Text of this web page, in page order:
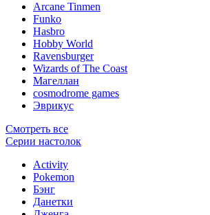
Arcane Tinmen
Funko
Hasbro
Hobby World
Ravensburger
Wizards of The Coast
Магеллан
сosmodrome games
Эврикус
Смотреть все
Серии настолок
Activity
Pokemon
Бэнг
Данетки